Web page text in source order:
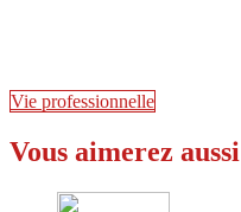
Vie professionnelle
Vous aimerez aussi